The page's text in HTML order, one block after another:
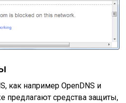
как например OpenDNS и
предлагают средства защиты,